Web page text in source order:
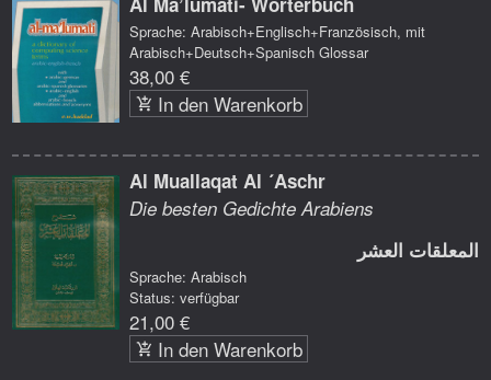
Sprache: Arabisch+Englisch+Französisch, mit
Arabisch+Deutsch+Spanisch Glossar
38,00 €
In den Warenkorb
Al Muallaqat Al ´Aschr
Die besten Gedichte Arabiens
المعلقات العشر
Sprache: Arabisch
Status: verfügbar
21,00 €
In den Warenkorb